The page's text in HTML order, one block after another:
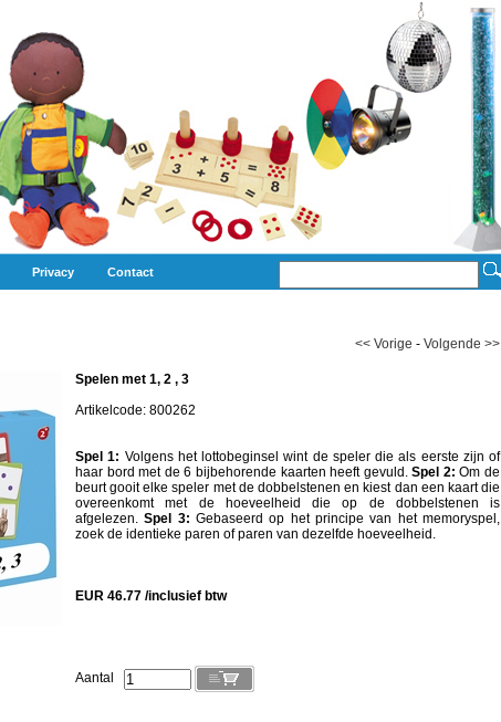
Privacy Contact
<< Vorige - Volgende >>
Spelen met 1, 2 , 3
Artikelcode: 800262
Spel 1: Volgens het lottobeginsel wint de speler die als eerste zijn of
haar bord met de 6 bijbehorende kaarten heeft gevuld.Spel 2: Om de
beurt gooit elke speler met de dobbelstenen en kiest dan een kaart die
overeenkomt met de hoeveelheid die op de dobbelstenen is
afgelezen.Spel 3: Gebaseerd op het principe van het memoryspel,
zoek de identieke paren of paren van dezelfde hoeveelheid.
EUR 46.77 /inclusief btw
Aantal